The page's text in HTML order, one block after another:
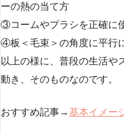
ーの熱の当て方
③コームやプラシを正確に
④板＜毛束＞の角度に平行
以上の様に、普段の生活や
動き、そのものなのです。
おすすめ記事→基本イメー